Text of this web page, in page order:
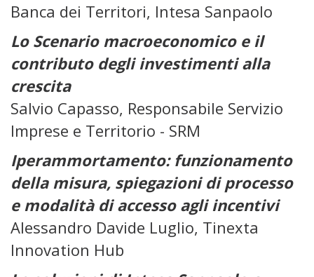
Banca dei Territori, Intesa Sanpaolo
Lo Scenario macroeconomico e il
contributo degli investimenti alla
crescita
Salvio Capasso, Responsabile Servizio
Imprese e Territorio - SRM
Iperammortamento: funzionamento
della misura, spiegazioni di processo
e modalità di accesso agli incentivi
Alessandro Davide Luglio, Tinexta
Innovation Hub